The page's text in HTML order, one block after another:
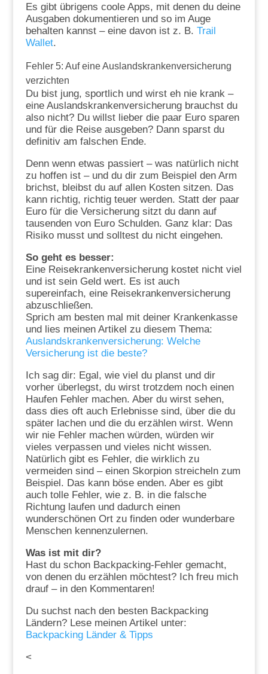
Es gibt übrigens coole Apps, mit denen du deine
Ausgaben dokumentieren und so im Auge
behalten kannst – eine davon ist z. B. Trail
Wallet.
Fehler 5: Auf eine Auslandskrankenversicherung
verzichten
Du bist jung, sportlich und wirst eh nie krank –
eine Auslandskrankenversicherung brauchst du
also nicht? Du willst lieber die paar Euro sparen
und für die Reise ausgeben? Dann sparst du
definitiv am falschen Ende.
Denn wenn etwas passiert – was natürlich nicht
zu hoffen ist – und du dir zum Beispiel den Arm
brichst, bleibst du auf allen Kosten sitzen. Das
kann richtig, richtig teuer werden. Statt der paar
Euro für die Versicherung sitzt du dann auf
tausenden von Euro Schulden. Ganz klar: Das
Risiko musst und solltest du nicht eingehen.
So geht es besser:
Eine Reisekrankenversicherung kostet nicht viel
und ist sein Geld wert. Es ist auch
supereinfach, eine Reisekrankenversicherung
abzuschließen.
Sprich am besten mal mit deiner Krankenkasse
und lies meinen Artikel zu diesem Thema:
Auslandskrankenversicherung: Welche
Versicherung ist die beste?
Ich sag dir: Egal, wie viel du planst und dir
vorher überlegst, du wirst trotzdem noch einen
Haufen Fehler machen. Aber du wirst sehen,
dass dies oft auch Erlebnisse sind, über die du
später lachen und die du erzählen wirst. Wenn
wir nie Fehler machen würden, würden wir
vieles verpassen und vieles nicht wissen.
Natürlich gibt es Fehler, die wirklich zu
vermeiden sind – einen Skorpion streicheln zum
Beispiel. Das kann böse enden. Aber es gibt
auch tolle Fehler, wie z. B. in die falsche
Richtung laufen und dadurch einen
wunderschönen Ort zu finden oder wunderbare
Menschen kennenzulernen.
Was ist mit dir?
Hast du schon Backpacking-Fehler gemacht,
von denen du erzählen möchtest? Ich freu mich
drauf – in den Kommentaren!
Du suchst nach den besten Backpacking
Ländern? Lese meinen Artikel unter:
Backpacking Länder & Tipps
<